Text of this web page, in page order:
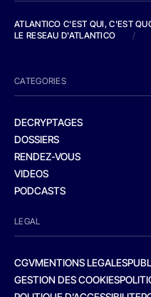
ATLANTICO C'EST QUI, C'EST
LE RESEAU D'ATLANTICO
/
CATEGORIES
DECRYPTAGES
DOSSIERS
RENDEZ-VOUS
VIDEOS
PODCASTS
LEGAL
CGVMENTIONS LEGALES
GESTION DES COOKIES